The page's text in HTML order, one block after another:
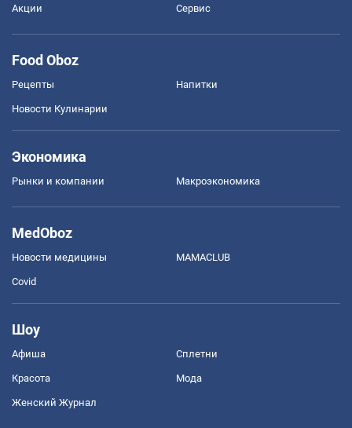
Акции Сервис
Food Oboz
Рецепты Напитки
Новости Кулинарии
Экономика
Рынки и компании Mакроэкономика
MedOboz
Новости медицины MAMACLUB
Covid
Шоу
Афиша Сплетни
Красота Мода
Женский Журнал